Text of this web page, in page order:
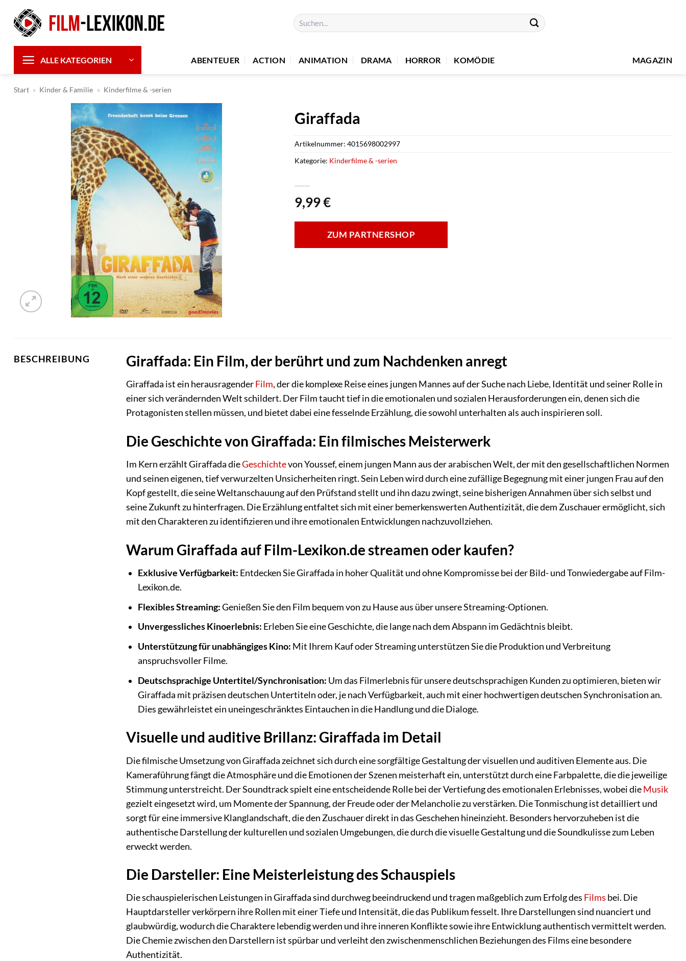
Inhalt
springen
Suchen
nach:
ALLE KATEGORIEN ABENTEUER ACTION ANIMATION DRAMA HORROR KOMÖDIE MAGAZIN
Start » Kinder & Familie » Kinderfilme & -serien
Giraffada
9,99€
ZUM PARTNERSHOP
Artikelnummer: 4015698002997
Kategorie: Kinderfilme & -serien
BESCHREIBUNG Giraffada: Ein Film, der berührt und zum Nachdenken anregt
Giraffada ist ein herausragenderFilm, der die komplexe Reise eines jungen Mannes auf der Suche nach Liebe, Identität und seiner Rolle in
einer sich verändernden Welt schildert. Der Film taucht tief in die emotionalen und sozialen Herausforderungen ein, denen sich die
Protagonisten stellen müssen, und bietet dabei eine fesselnde Erzählung, die sowohl unterhalten als auch inspirieren soll.
Die Geschichte von Giraffada: Ein filmisches Meisterwerk
Im Kern erzählt Giraffada dieGeschichtevon Youssef, einem jungen Mann aus der arabischen Welt, der mit den gesellschaftlichen Normen
und seinen eigenen, tief verwurzelten Unsicherheiten ringt. Sein Leben wird durch eine zufällige Begegnung mit einer jungen Frau auf den
Kopf gestellt, die seine Weltanschauung auf den Prüfstand stellt und ihn dazu zwingt, seine bisherigen Annahmen über sich selbst und
seine Zukunft zu hinterfragen. Die Erzählung entfaltet sich mit einer bemerkenswerten Authentizität, die dem Zuschauer ermöglicht, sich
mit den Charakteren zu identifizieren und ihre emotionalen Entwicklungen nachzuvollziehen.
Warum Giraffada auf Film-Lexikon.de streamen oder kaufen?
Exklusive Verfügbarkeit: Entdecken Sie Giraffada in hoher Qualität und ohne Kompromisse bei der Bild- und Tonwiedergabe auf Film-
Lexikon.de.
Flexibles Streaming:Genießen Sie den Film bequem von zu Hause aus über unsere Streaming-Optionen.
Unvergessliches Kinoerlebnis: Erleben Sie eine Geschichte, die lange nach dem Abspann im Gedächtnis bleibt.
Unterstützung für unabhängiges Kino: Mit Ihrem Kauf oder Streaming unterstützen Sie die Produktion und Verbreitung
anspruchsvoller Filme.
Deutschsprachige Untertitel/Synchronisation: Um das Filmerlebnis für unsere deutschsprachigen Kunden zu optimieren, bieten wir
Giraffada mit präzisen deutschen Untertiteln oder, je nach Verfügbarkeit, auch mit einer hochwertigen deutschen Synchronisation an.
Dies gewährleistet ein uneingeschränktes Eintauchen in die Handlung und die Dialoge.
Visuelle und auditive Brillanz: Giraffada im Detail
Die filmische Umsetzung von Giraffada zeichnet sich durch eine sorgfältige Gestaltung der visuellen und auditiven Elemente aus. Die
Kameraführung fängt die Atmosphäre und die Emotionen der Szenen meisterhaft ein, unterstützt durch eine Farbpalette, die die jeweilige
Stimmung unterstreicht. Der Soundtrack spielt eine entscheidende Rolle bei der Vertiefung des emotionalen Erlebnisses, wobei dieMusik
gezielt eingesetzt wird, um Momente der Spannung, der Freude oder der Melancholie zu verstärken. Die Tonmischung ist detailliert und
sorgt für eine immersive Klanglandschaft, die den Zuschauer direkt in das Geschehen hineinzieht. Besonders hervorzuheben ist die
authentische Darstellung der kulturellen und sozialen Umgebungen, die durch die visuelle Gestaltung und die Soundkulisse zum Leben
erweckt werden.
Die Darsteller: Eine Meisterleistung des Schauspiels
Die schauspielerischen Leistungen in Giraffada sind durchweg beeindruckend und tragen maßgeblich zum Erfolg des Films bei. Die
Hauptdarsteller verkörpern ihre Rollen mit einer Tiefe und Intensität, die das Publikum fesselt. Ihre Darstellungen sind nuanciert und
glaubwürdig, wodurch die Charaktere lebendig werden und ihre inneren Konflikte sowie ihre Entwicklung authentisch vermittelt werden.
Die Chemie zwischen den Darstellern ist spürbar und verleiht den zwischenmenschlichen Beziehungen des Films eine besondere
Authentizität.